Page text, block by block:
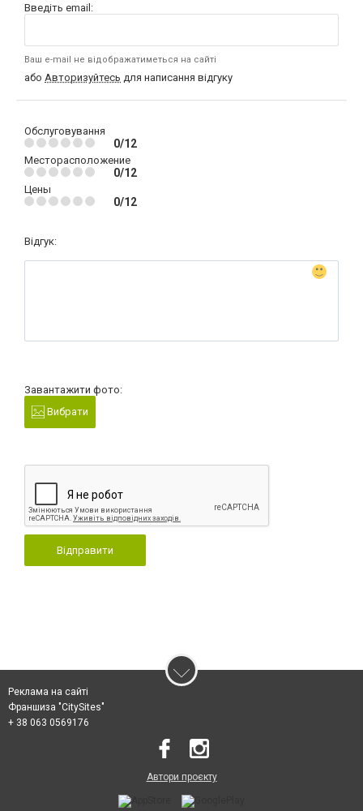
Введіть email:
Ваш e-mail не відображатиметься на сайті
або Авторизуйтесь для написання відгуку
Обслуговування
0/12
Месторасположение
0/12
Цены
0/12
Відгук:
Завантажити фото:
Вибрати
Відправити
Реклама на сайті
Франшиза "CitySites"
+ 38 063 0569176
Автори проєкту